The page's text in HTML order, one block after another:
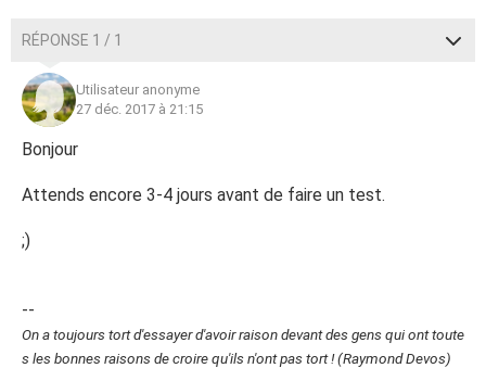
RÉPONSE 1 / 1
Utilisateur anonyme
27 déc. 2017 à 21:15
Bonjour
Attends encore 3-4 jours avant de faire un test.
;)
--
On a toujours tort d'essayer d'avoir raison devant des gens qui ont toute
s les bonnes raisons de croire qu'ils n'ont pas tort ! (Raymond Devos)